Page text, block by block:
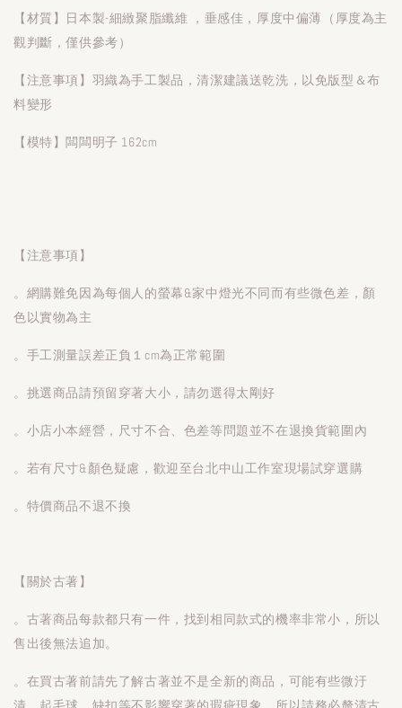
【材質】日本製-細緻聚脂纖維 ，垂感佳，厚度中偏薄（厚度為主
觀判斷，僅供參考）
【注意事項】羽織為手工製品，清潔建議送乾洗，以免版型＆布
料變形
【模特】闆闆明子 162cm
【注意事項】
。網購難免因為每個人的螢幕&家中燈光不同而有些微色差，顏
色以實物為主
。手工測量誤差正負１cm為正常範圍
。挑選商品請預留穿著大小，請勿選得太剛好
。小店小本經營，尺寸不合、色差等問題並不在退換貨範圍內
。若有尺寸&顏色疑慮，歡迎至台北中山工作室現場試穿選購
。特價商品不退不換
【關於古著】
。古著商品每款都只有一件，找到相同款式的機率非常小，所以
售出後無法追加。
。在買古著前請先了解古著並不是全新的商品，可能有些微汙